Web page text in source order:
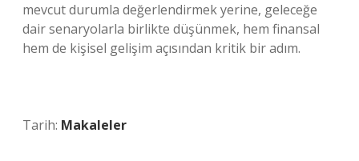
mevcut durumla değerlendirmek yerine, geleceğe
dair senaryolarla birlikte düşünmek, hem finansal
hem de kişisel gelişim açısından kritik bir adım.
Tarih: Makaleler